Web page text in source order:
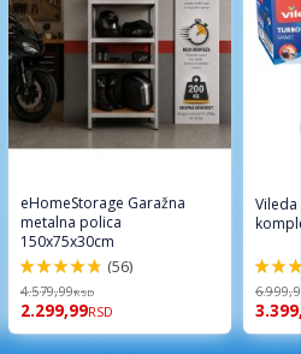
eHomeStorage Garažna
metalna polica
150x75x30cm
96%
(56)
4.579,99RSD
2.299,99RSD
92%